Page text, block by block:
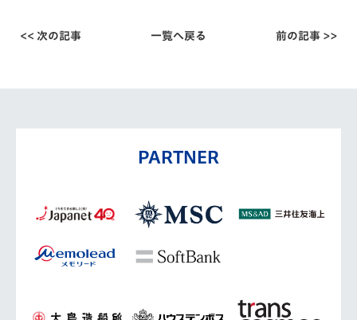
<< 次の記事 一覧へ戻る 前の記事 >>
PARTNER